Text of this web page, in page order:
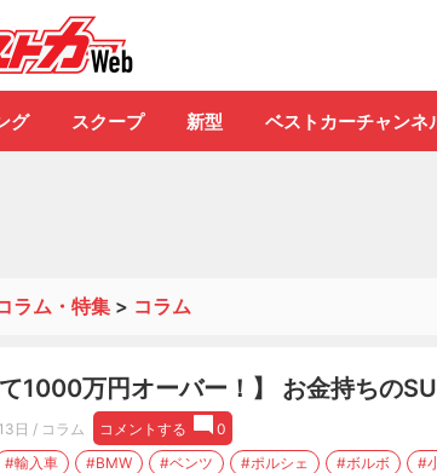
グ スクープ 新型 ベストカーチャンネ
ラム・特集 > コラム
て1000万円オーバー！】 お金持ちの
日 / コラム コメントする
0
#輸入車 #BMW #ベンツ #ポルシェ #ボルボ #